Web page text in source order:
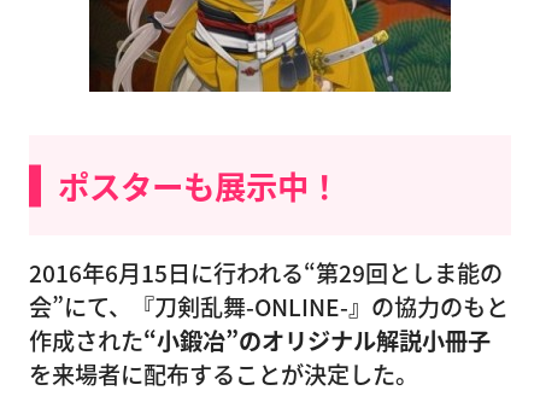
ポスターも展示中！
2016年6月15日に行われる“第29回としま能の
会”にて、『刀剣乱舞-ONLINE-』の協力のもと
作成された“小鍛冶”のオリジナル解説小冊子
を来場者に配布することが決定した。